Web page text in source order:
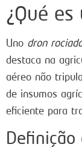
¿Qué
Uno dron
destaca na
aéreo não
de insumos
eficiente para
Definição